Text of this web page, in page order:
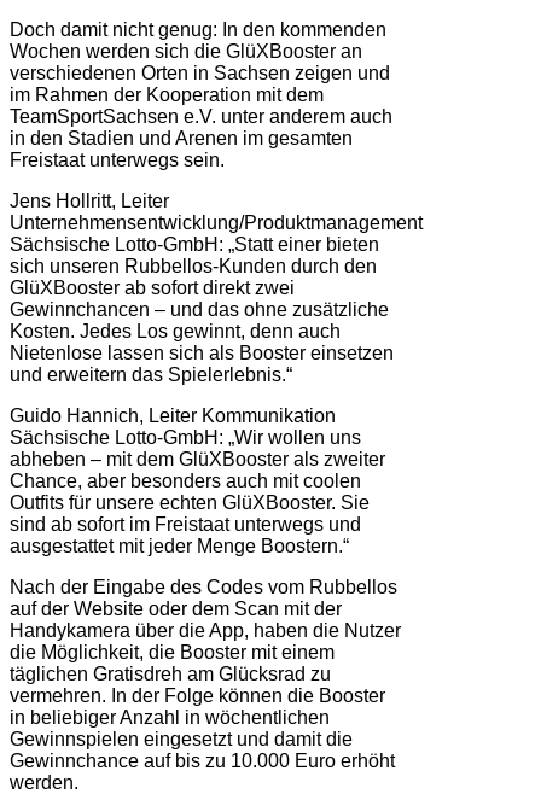
Doch damit nicht genug: In den kommenden
Wochen werden sich die GlüXBooster an
verschiedenen Orten in Sachsen zeigen und
im Rahmen der Kooperation mit dem
TeamSportSachsen e.V. unter anderem auch
in den Stadien und Arenen im gesamten
Freistaat unterwegs sein.
Jens Hollritt, Leiter
Unternehmensentwicklung/Produktmanagement
Sächsische Lotto-GmbH: „Statt einer bieten
sich unseren Rubbellos-Kunden durch den
GlüXBooster ab sofort direkt zwei
Gewinnchancen – und das ohne zusätzliche
Kosten. Jedes Los gewinnt, denn auch
Nietenlose lassen sich als Booster einsetzen
und erweitern das Spielerlebnis.“
Guido Hannich, Leiter Kommunikation
Sächsische Lotto-GmbH: „Wir wollen uns
abheben – mit dem GlüXBooster als zweiter
Chance, aber besonders auch mit coolen
Outfits für unsere echten GlüXBooster. Sie
sind ab sofort im Freistaat unterwegs und
ausgestattet mit jeder Menge Boostern.“
Nach der Eingabe des Codes vom Rubbellos
auf der Website oder dem Scan mit der
Handykamera über die App, haben die Nutzer
die Möglichkeit, die Booster mit einem
täglichen Gratisdreh am Glücksrad zu
vermehren. In der Folge können die Booster
in beliebiger Anzahl in wöchentlichen
Gewinnspielen eingesetzt und damit die
Gewinnchance auf bis zu 10.000 Euro erhöht
werden.